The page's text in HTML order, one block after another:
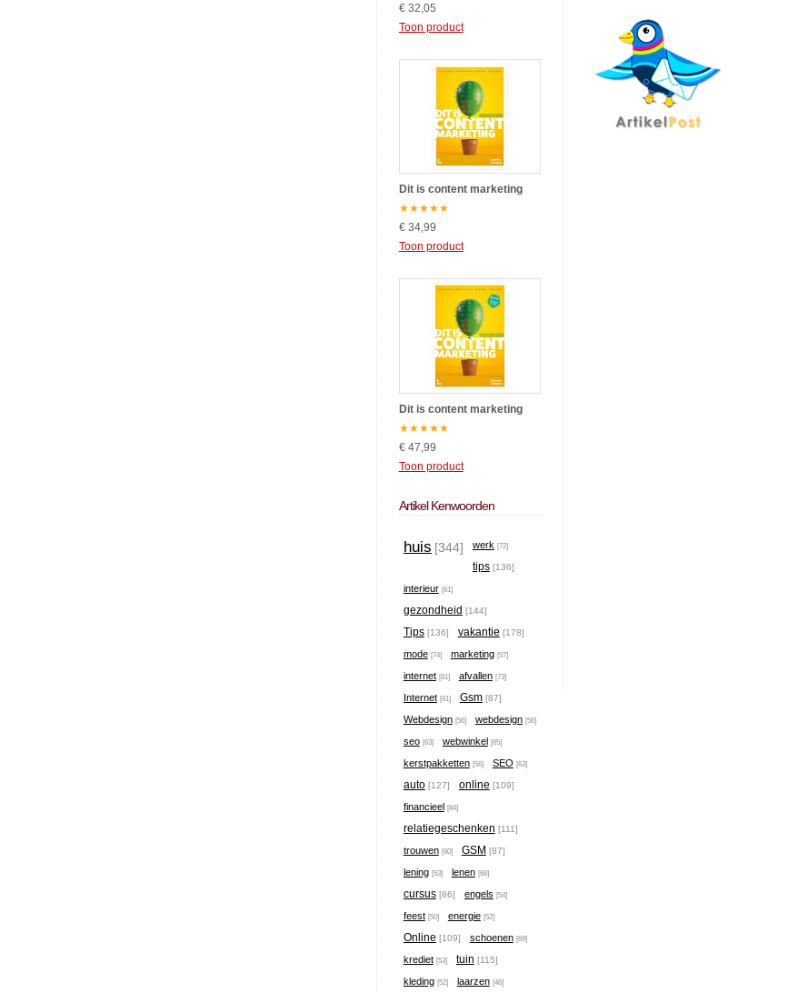
€ 32,05
Toon product
Dit is content marketing
★★★★★
€ 34,99
Toon product
Dit is content marketing
★★★★★
€ 47,99
Toon product
Artikel Kenwoorden
huis [344] werk [72]
tips [136]
interieur [61]
gezondheid [144]
Tips [136] vakantie [178]
mode [74] marketing [57]
internet [81] afvallen [73]
Internet [81] Gsm [87]
Webdesign [56] webdesign [56]
seo [63] webwinkel [65]
kerstpakketten [56] SEO [63]
auto [127] online [109]
financieel [84]
relatiegeschenken [111]
trouwen [60] GSM [87]
lening [53] lenen [68]
cursus [86] engels [54]
feest [50] energie [52]
Online [109] schoenen [69]
krediet [53] tuin [115]
kleding [52] laarzen [46]